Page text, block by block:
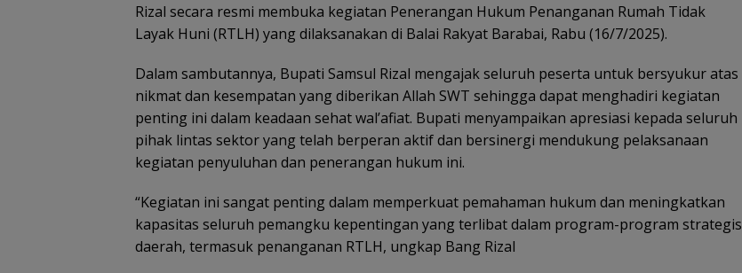
Rizal secara resmi membuka kegiatan Penerangan Hukum Penanganan Rumah Tidak
Layak Huni (RTLH) yang dilaksanakan di Balai Rakyat Barabai, Rabu (16/7/2025).
Dalam sambutannya, Bupati Samsul Rizal mengajak seluruh peserta untuk bersyukur atas
nikmat dan kesempatan yang diberikan Allah SWT sehingga dapat menghadiri kegiatan
penting ini dalam keadaan sehat wal’afiat. Bupati menyampaikan apresiasi kepada seluruh
pihak lintas sektor yang telah berperan aktif dan bersinergi mendukung pelaksanaan
kegiatan penyuluhan dan penerangan hukum ini.
“Kegiatan ini sangat penting dalam memperkuat pemahaman hukum dan meningkatkan
kapasitas seluruh pemangku kepentingan yang terlibat dalam program-program strategis
daerah, termasuk penanganan RTLH, ungkap Bang Rizal